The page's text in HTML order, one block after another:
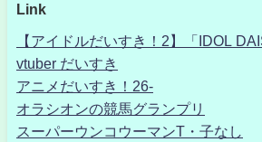
Link
【アイドルだいすき！2】「IDOL
vtuber だいすき
アニメだいすき！26-
オラシオンの競馬グランプリ
スーパーウンコウーマンT・子なし